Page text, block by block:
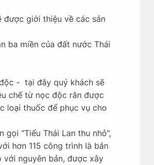
giới thiệu về các sản
ba miền của đất nước Thái
- tại đây quý khách sẽ
chế từ nọc độc rắn được
loại thuốc để phục vụ cho
“Tiểu Thái Lan thu nhỏ’’,
hơn 115 công trình là bản
với nguyên bản, được xây